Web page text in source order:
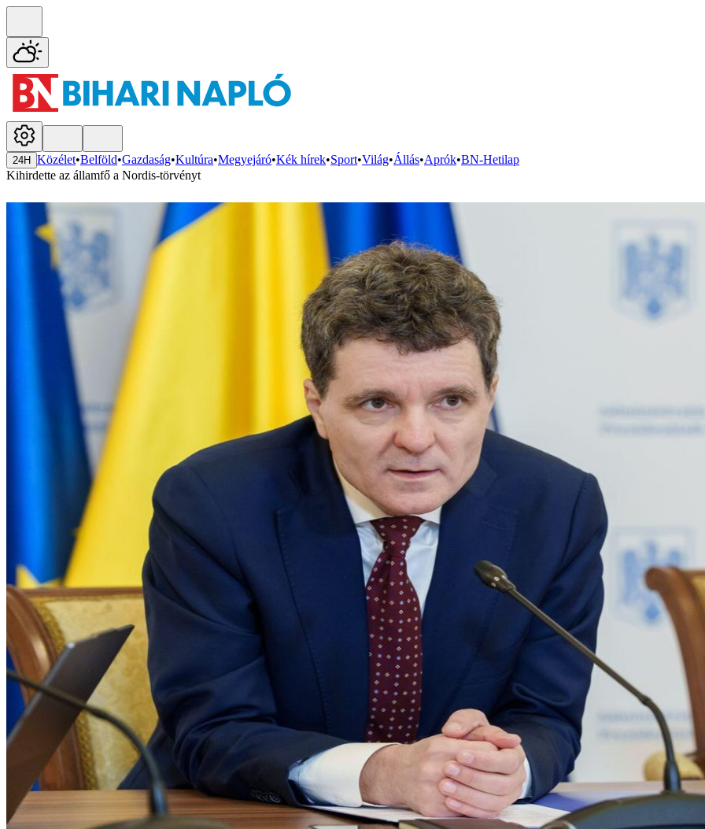
24H Közélet•Belföld•Gazdaság•Kultúra•Megyejáró•Kék hírek•Sport•Világ•Állás•Aprók•BN-Hetilap
Kihirdette az államfő a Nordis-törvényt